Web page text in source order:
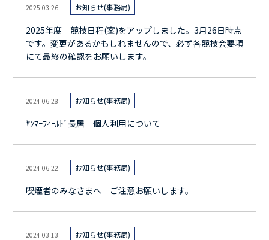
2025.03.26 お知らせ(事務局)
2025年度 競技日程(案)をアップしました。3月26日時点
です。変更があるかもしれませんので、必ず各競技会要項
にて最終の確認をお願いします。
2024.06.28 お知らせ(事務局)
ﾔﾝﾏｰﾌｨｰﾙﾄﾞ長居 個人利用について
2024.06.22 お知らせ(事務局)
喫煙者のみなさまへ ご注意お願いします。
2024.03.13 お知らせ(事務局)